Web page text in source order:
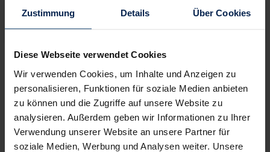
Zustimmung Details Über Cookies
Diese Webseite verwendet Cookies
Wir verwenden Cookies, um Inhalte und Anzeigen zu
personalisieren, Funktionen für soziale Medien anbieten
zu können und die Zugriffe auf unsere Website zu
analysieren. Außerdem geben wir Informationen zu Ihrer
Verwendung unserer Website an unsere Partner für
soziale Medien, Werbung und Analysen weiter. Unsere
Kurzanfrage